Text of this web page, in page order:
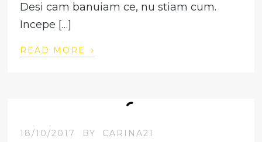
Desi cam banuiam ce, nu stiam cum.
Incepe […]
READ MORE ›
18/10/2017 BY CARINA21